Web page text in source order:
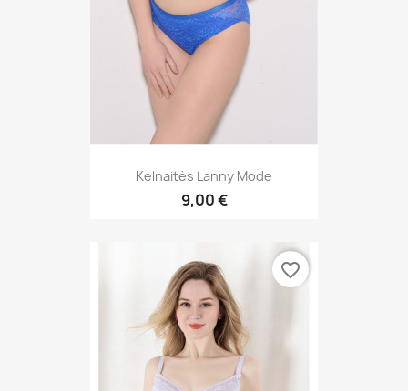
Kelnaitės Lanny Mode
9,00 €
favorite_border